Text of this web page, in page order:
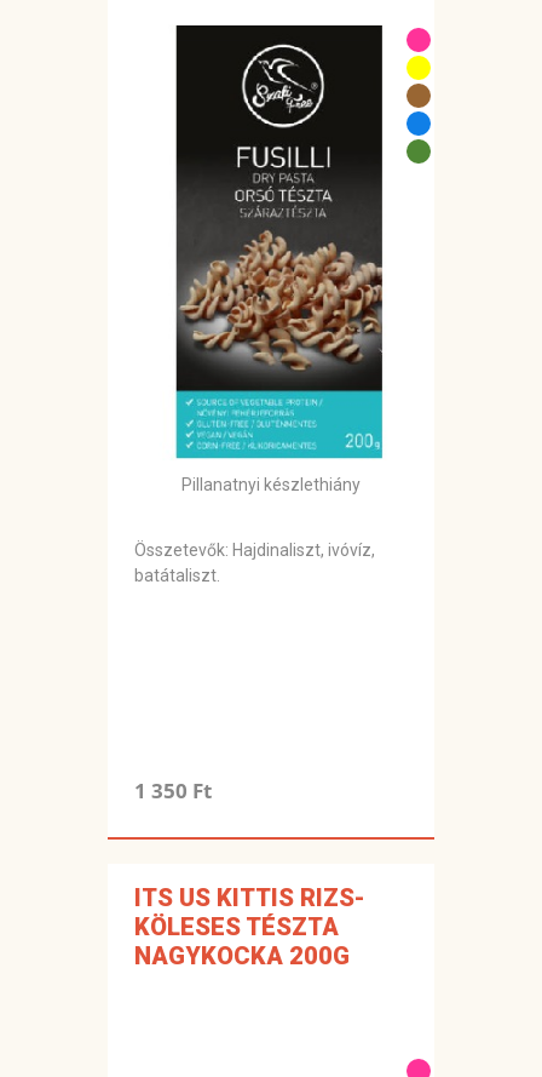
Pillanatnyi készlethiány
Összetevők: Hajdinaliszt, ivóvíz,
batátaliszt.
1 350 Ft
ITS US KITTIS RIZS-
KÖLESES TÉSZTA
NAGYKOCKA 200G